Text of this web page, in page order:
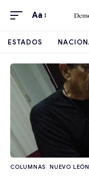
Aa
ESTADOS
NUEVO LEÓN